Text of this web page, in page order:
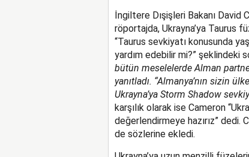
İngiltere Dışişleri Bakanı
röportajda, Ukrayna’ya Taurus
“Taurus sevkiyatı konusunda
yardım edebilir mi?” şeklindeki
bütün meselelerde Alman
yanıtladı. “Almanya’nın sizin
Ukrayna’ya Storm Shadow
karşılık olarak ise Cameron
değerlendirmeye hazırız” dedi.
de sözlerine ekledi.